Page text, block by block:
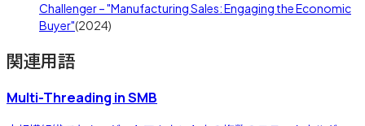
Challenger – "Manufacturing Sales: Engaging the Economic
Buyer"(2024)
関連用語
Multi-Threading in SMB